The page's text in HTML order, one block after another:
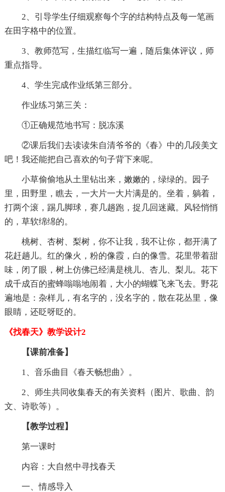
2、引导学生仔细观察每个字的结构特点及每一笔画
在田字格中的位置。
3、教师范写，生描红临写一遍，随后集体评议，师
重点指导。
4、学生完成作业纸第三部分。
作业练习第三关：
①正确规范地书写：脱冻溪
②课后我们去读读朱自清爷爷的《春》中的几段美文
吧！我还能把自己喜欢的句子背下来呢。
小草偷偷地从土里钻出来，嫩嫩的，绿绿的。园子
里，田野里，瞧去，一大片一大片满是的。坐着，躺着，
打两个滚，踢几脚球，赛几趟跑，捉几回迷藏。风轻悄悄
的，草软绵绵的。
桃树、杏树、梨树，你不让我，我不让你，都开满了
花赶趟儿。红的像火，粉的像霞，白的像雪。花里带着甜
味，闭了眼，树上仿佛已经满是桃儿、杏儿、梨儿。花下
成千成百的蜜蜂嗡嗡地闹着，大小的蝴蝶飞来飞去。野花
遍地是：杂样儿，有名字的，没名字的，散在花丛里，像
眼睛，还眨呀眨的。
《找春天》教学设计2
【课前准备】
1、音乐曲目《春天畅想曲》。
2、师生共同收集春天的有关资料（图片、歌曲、韵
文、诗歌等）。
【教学过程】
第一课时
内容：大自然中寻找春天
一、情感导入